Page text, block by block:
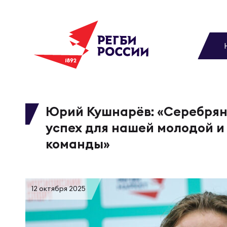
Новости
Матчи
Турниры
Медиа
Федерация
Юрий Кушнарёв:
успех для нашей молодой и
команды»
12 октября 2025